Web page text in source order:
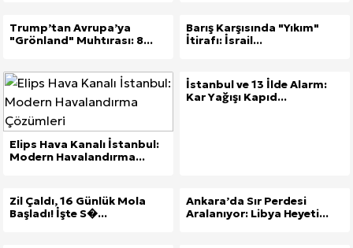
Trump’tan Avrupa’ya
"Grönland" Muhtırası: 8...
Barış Karşısında "Yıkım"
İtirafı: İsrail...
Elips Hava Kanalı İstanbul:
Modern Havalandırma...
İstanbul ve 13 İlde Alarm:
Kar Yağışı Kapıd...
Zil Çaldı, 16 Günlük Mola
Başladı! İşte S�...
Ankara’da Sır Perdesi
Aralanıyor: Libya Heyeti...